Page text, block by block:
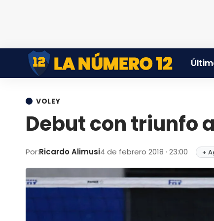
VOLEY
Debut con triunfo
Por:Ricardo Alimusi4 de febrero 2018 · 23:00 +